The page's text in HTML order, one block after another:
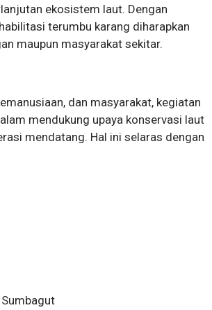
ekosistem laut. Dengan
terumbu karang diharapkan
maupun masyarakat sekitar.
dan masyarakat, kegiatan
mendukung upaya konservasi laut
mendatang. Hal ini selaras dengan